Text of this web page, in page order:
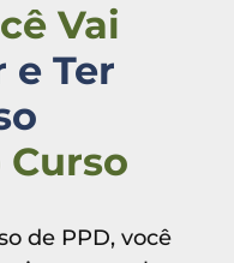
Vai
Ter
de PPD, você